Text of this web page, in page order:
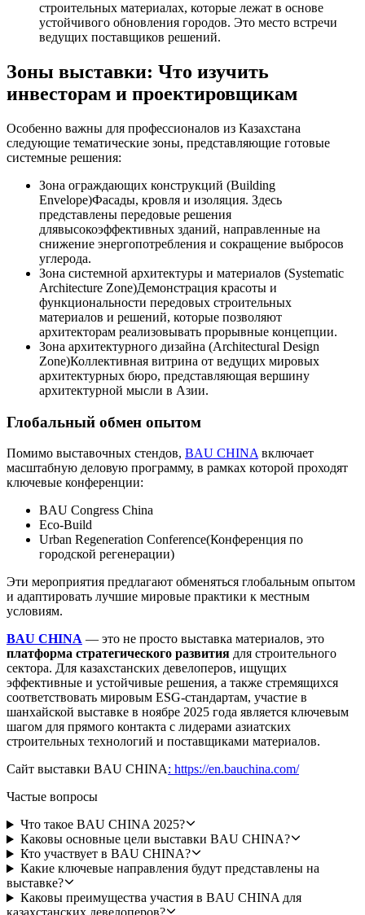
строительных материалах, которые лежат в основе
устойчивого обновления городов. Это место встречи
ведущих поставщиков решений.
Зоны выставки: Что изучить
инвесторам и проектировщикам
Особенно важны для профессионалов из Казахстана
следующие тематические зоны, представляющие готовые
системные решения:
Зона ограждающих конструкций (Building
Envelope)Фасады, кровля и изоляция. Здесь
представлены передовые решения
длявысокоэффективных зданий, направленные на
снижение энергопотребления и сокращение выбросов
углерода.
Зона системной архитектуры и материалов (Systematic
Architecture Zone)Демонстрация красоты и
функциональности передовых строительных
материалов и решений, которые позволяют
архитекторам реализовывать прорывные концепции.
Зона архитектурного дизайна (Architectural Design
Zone)Коллективная витрина от ведущих мировых
архитектурных бюро, представляющая вершину
архитектурной мысли в Азии.
Глобальный обмен опытом
Помимо выставочных стендов, BAU CHINA включает
масштабную деловую программу, в рамках которой проходят
ключевые конференции:
BAU Congress China
Eco-Build
Urban Regeneration Conference(Конференция по
городской регенерации)
Эти мероприятия предлагают обменяться глобальным опытом
и адаптировать лучшие мировые практики к местным
условиям.
BAU CHINA — это не просто выставка материалов, это
платформа стратегического развития для строительного
сектора. Для казахстанских девелоперов, ищущих
эффективные и устойчивые решения, а также стремящихся
соответствовать мировым ESG-стандартам, участие в
шанхайской выставке в ноябре 2025 года является ключевым
шагом для прямого контакта с лидерами азиатских
строительных технологий и поставщиками материалов.
Сайт выставки BAU CHINA: https://en.bauchina.com/
Частые вопросы
Что такое BAU CHINA 2025?
Каковы основные цели выставки BAU CHINA?
Кто участвует в BAU CHINA?
Какие ключевые направления будут представлены на
выставке?
Каковы преимущества участия в BAU CHINA для